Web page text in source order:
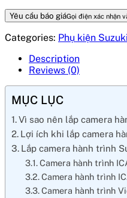
Yêu cầu báo giáGọi điện xác nhận
Categories: Phụ kiện
Description
Reviews (0)
MỤC LỤC
Vì sao nên lắp camera
Lợi ích khi lắp camera
Lắp camera hành trình
Camera hành trình
Camera hành trình
Camera hành trình